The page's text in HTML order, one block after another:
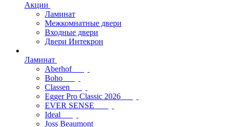
Акции
Ламинат
Межкомнатные двери
Входные двери
Двери Интекрон
Ламинат
Aberhof
Boho
Classen
Egger Pro Classic 2026
EVER SENSE
Ideal
Joss Beaumont